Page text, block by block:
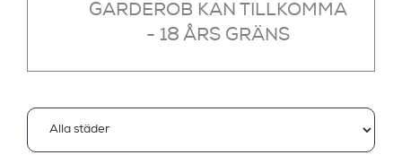
GARDEROB KAN TILLKOMMA
- 18 ÅRS GRÄNS